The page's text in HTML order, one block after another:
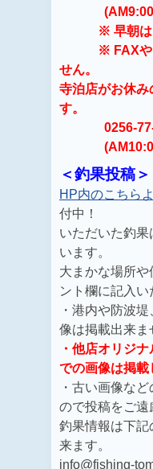
(AM9:00～
※ 早朝は電
※ FAXやメ
せん。
寺泊店がお休み
す。
0256-77-
(AM10:00
＜釣果投稿＞
HP内のこちら
付中！
いただいた釣
います。
大まかな場所や
ント欄に記入い
・港内や防波
像は掲載出来ま
・他店オリジ
での画像は掲載
・古い画像な
ので投稿をご遠
釣果情報は下記
来ます。
info@fishing-